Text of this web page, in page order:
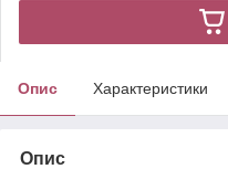
Опис Характеристики
Опис